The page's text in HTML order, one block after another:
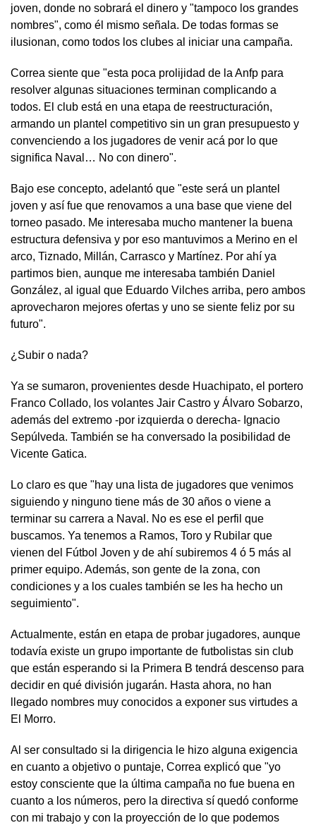
joven, donde no sobrará el dinero y "tampoco los grandes
nombres", como él mismo señala. De todas formas se
ilusionan, como todos los clubes al iniciar una campaña.
Correa siente que "esta poca prolijidad de la Anfp para
resolver algunas situaciones terminan complicando a
todos. El club está en una etapa de reestructuración,
armando un plantel competitivo sin un gran presupuesto y
convenciendo a los jugadores de venir acá por lo que
significa Naval… No con dinero".
Bajo ese concepto, adelantó que "este será un plantel
joven y así fue que renovamos a una base que viene del
torneo pasado. Me interesaba mucho mantener la buena
estructura defensiva y por eso mantuvimos a Merino en el
arco, Tiznado, Millán, Carrasco y Martínez. Por ahí ya
partimos bien, aunque me interesaba también Daniel
González, al igual que Eduardo Vilches arriba, pero ambos
aprovecharon mejores ofertas y uno se siente feliz por su
futuro".
¿Subir o nada?
Ya se sumaron, provenientes desde Huachipato, el portero
Franco Collado, los volantes Jair Castro y Álvaro Sobarzo,
además del extremo -por izquierda o derecha- Ignacio
Sepúlveda. También se ha conversado la posibilidad de
Vicente Gatica.
Lo claro es que "hay una lista de jugadores que venimos
siguiendo y ninguno tiene más de 30 años o viene a
terminar su carrera a Naval. No es ese el perfil que
buscamos. Ya tenemos a Ramos, Toro y Rubilar que
vienen del Fútbol Joven y de ahí subiremos 4 ó 5 más al
primer equipo. Además, son gente de la zona, con
condiciones y a los cuales también se les ha hecho un
seguimiento".
Actualmente, están en etapa de probar jugadores, aunque
todavía existe un grupo importante de futbolistas sin club
que están esperando si la Primera B tendrá descenso para
decidir en qué división jugarán. Hasta ahora, no han
llegado nombres muy conocidos a exponer sus virtudes a
El Morro.
Al ser consultado si la dirigencia le hizo alguna exigencia
en cuanto a objetivo o puntaje, Correa explicó que "yo
estoy consciente que la última campaña no fue buena en
cuanto a los números, pero la directiva sí quedó conforme
con mi trabajo y con la proyección de lo que podemos